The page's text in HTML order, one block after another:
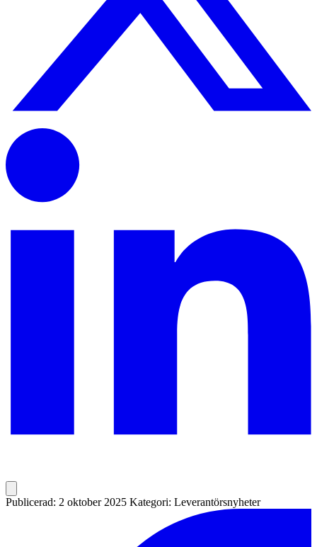
Publicerad: 2 oktober 2025 Kategori: Leverantörsnyheter